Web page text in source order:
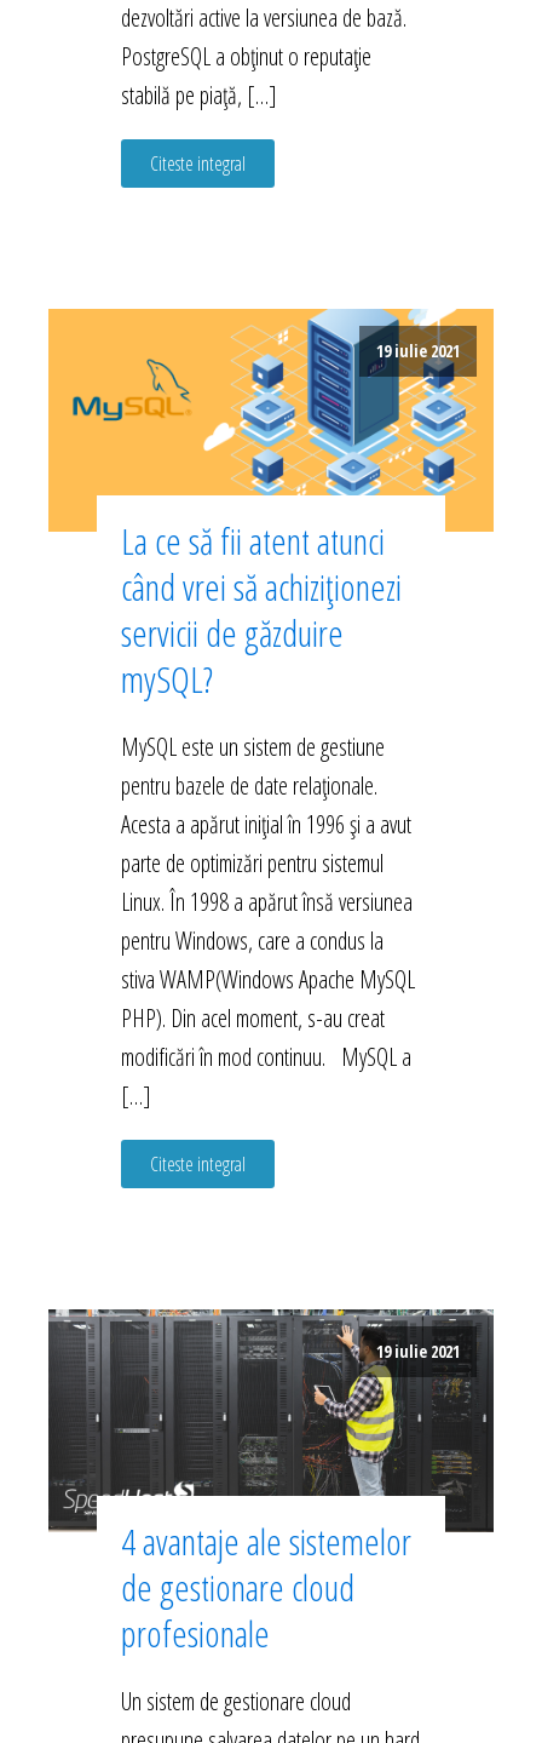
dezvoltări active la versiunea de bază.
PostgreSQL a obținut o reputație
stabilă pe piață, […]
Citeste integral
19 iulie 2021
La ce să fii atent atunci
când vrei să achiziționezi
servicii de găzduire
mySQL?
MySQL este un sistem de gestiune
pentru bazele de date relaționale.
Acesta a apărut inițial în 1996 și a avut
parte de optimizări pentru sistemul
Linux. În 1998 a apărut însă versiunea
pentru Windows, care a condus la
stiva WAMP(Windows Apache MySQL
PHP). Din acel moment, s-au creat
modificări în mod continuu. MySQL a
[…]
Citeste integral
19 iulie 2021
4 avantaje ale sistemelor
de gestionare cloud
profesionale
Un sistem de gestionare cloud